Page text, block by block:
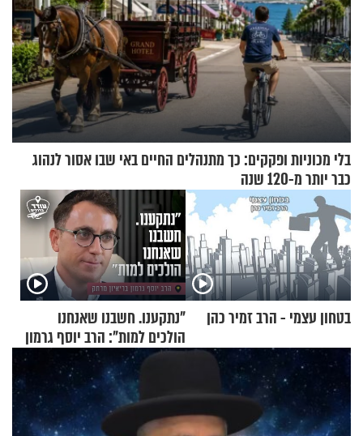
בלי מכוניות ופקקים: כך מתנהלים החיים באי שבו אסור לנהוג
כבר יותר מ-120 שנה
בטחון עצמי - הרב זמיר כהן
"נתקענו. חשבנו שאנחנו
הולכים למות": הרב יוסף גרמון
בריאיון מרתק